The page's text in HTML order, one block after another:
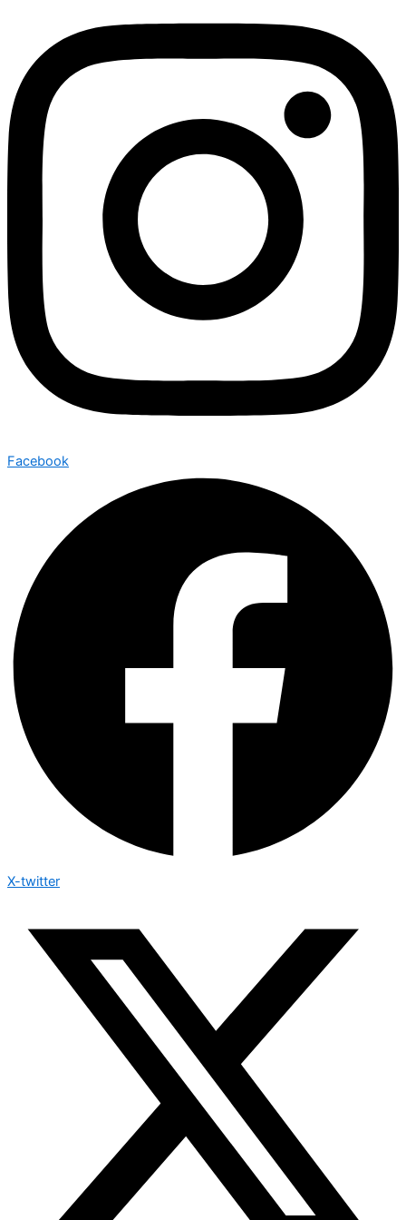
Facebook
X-twitter